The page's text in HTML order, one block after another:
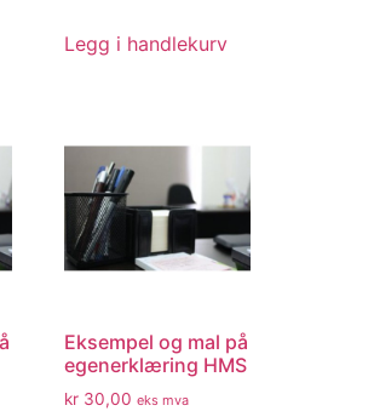
Legg i handlekurv
Eksempel og mal på
egenerklæring HMS
kr 30,00 eks mva